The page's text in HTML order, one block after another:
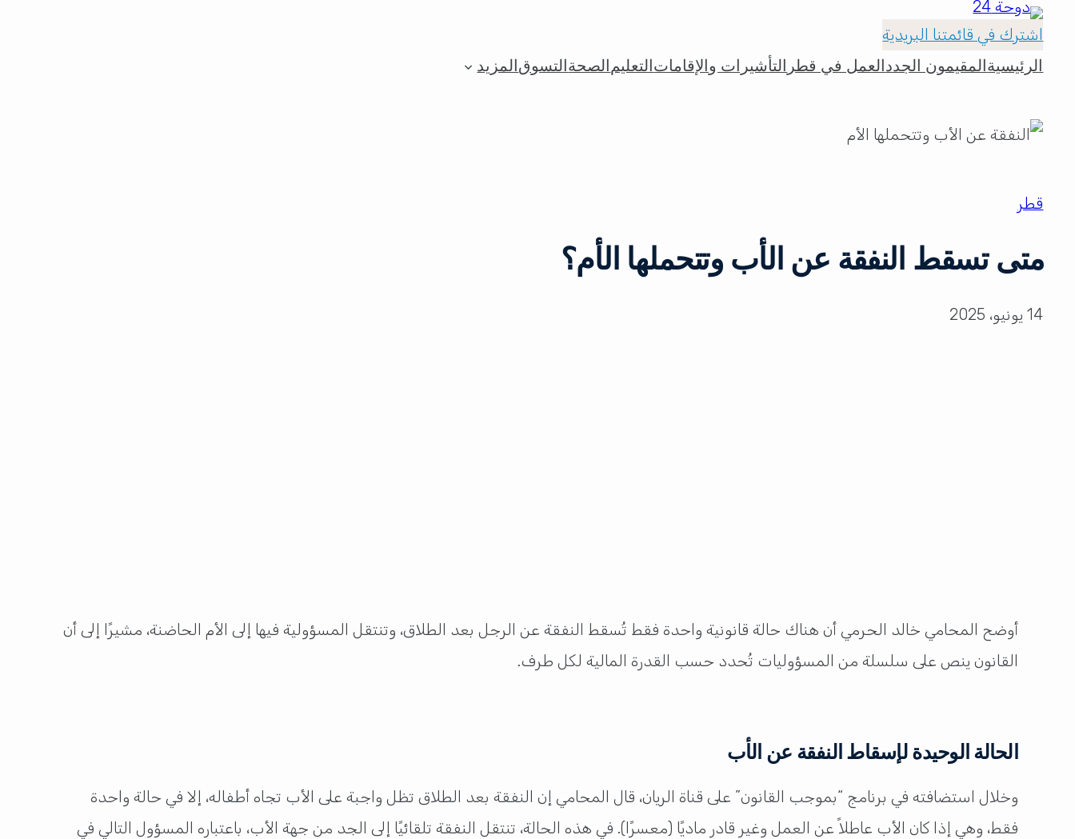
اشترك في قائمتنا البريدية
الرئيسية المقيمون الجدد العمل في قطر التأشيرات والإقامات التعليم الصحة التسوق المزيد
قطر
متى تسقط النفقة عن الأب وتتحملها الأم؟
14 يونيو، 2025
أوضح المحامي خالد الحرمي أن هناك حالة قانونية واحدة فقط تُسقط النفقة عن الرجل بعد الطلاق، وتنتقل المسؤولية فيها إلى الأم الحاضنة، مشيرًا إلى أن
القانون ينص على سلسلة من المسؤوليات تُحدد حسب القدرة المالية لكل طرف.
الحالة الوحيدة لإسقاط النفقة عن الأب
وخلال استضافته في برنامج “بموجب القانون” على قناة الريان، قال المحامي إن النفقة بعد الطلاق تظل واجبة على الأب تجاه أطفاله، إلا في حالة واحدة
فقط، وهي إذا كان الأب عاطلاً عن العمل وغير قادر ماديًا (معسرًا). في هذه الحالة، تنتقل النفقة تلقائيًا إلى الجد من جهة الأب، باعتباره المسؤول التالي في